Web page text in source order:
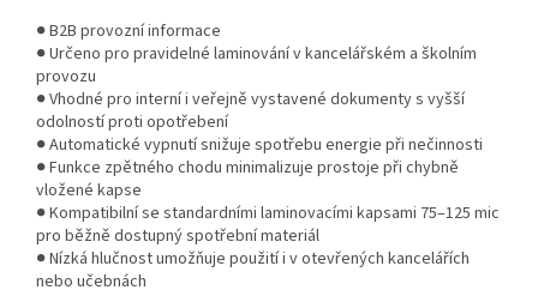
● B2B provozní informace
● Určeno pro pravidelné laminování v kancelářském a školním
provozu
● Vhodné pro interní i veřejně vystavené dokumenty s vyšší
odolností proti opotřebení
● Automatické vypnutí snižuje spotřebu energie při nečinnosti
● Funkce zpětného chodu minimalizuje prostoje při chybně
vložené kapse
● Kompatibilní se standardními laminovacími kapsami 75–125 mic
pro běžně dostupný spotřební materiál
● Nízká hlučnost umožňuje použití i v otevřených kancelářích
nebo učebnách